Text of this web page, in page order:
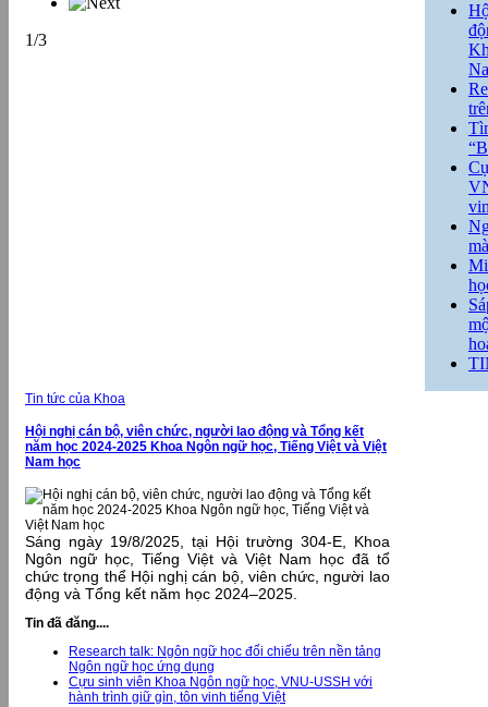
1/3
Tin tức của Khoa
Hội nghị cán bộ, viên chức, người lao động và Tổng kết
năm học 2024-2025 Khoa Ngôn ngữ học, Tiếng Việt và Việt
Nam học
Sáng ngày 19/8/2025, tại Hội trường 304-E, Khoa
Ngôn ngữ học, Tiếng Việt và Việt Nam học đã tổ
chức trọng thể Hội nghị cán bộ, viên chức, người lao
động và Tổng kết năm học 2024–2025.
Tin đã đăng....
Research talk: Ngôn ngữ học đối chiếu trên nền tảng
Ngôn ngữ học ứng dụng
Cựu sinh viên Khoa Ngôn ngữ học, VNU-USSH với
hành trình giữ gìn, tôn vinh tiếng Việt